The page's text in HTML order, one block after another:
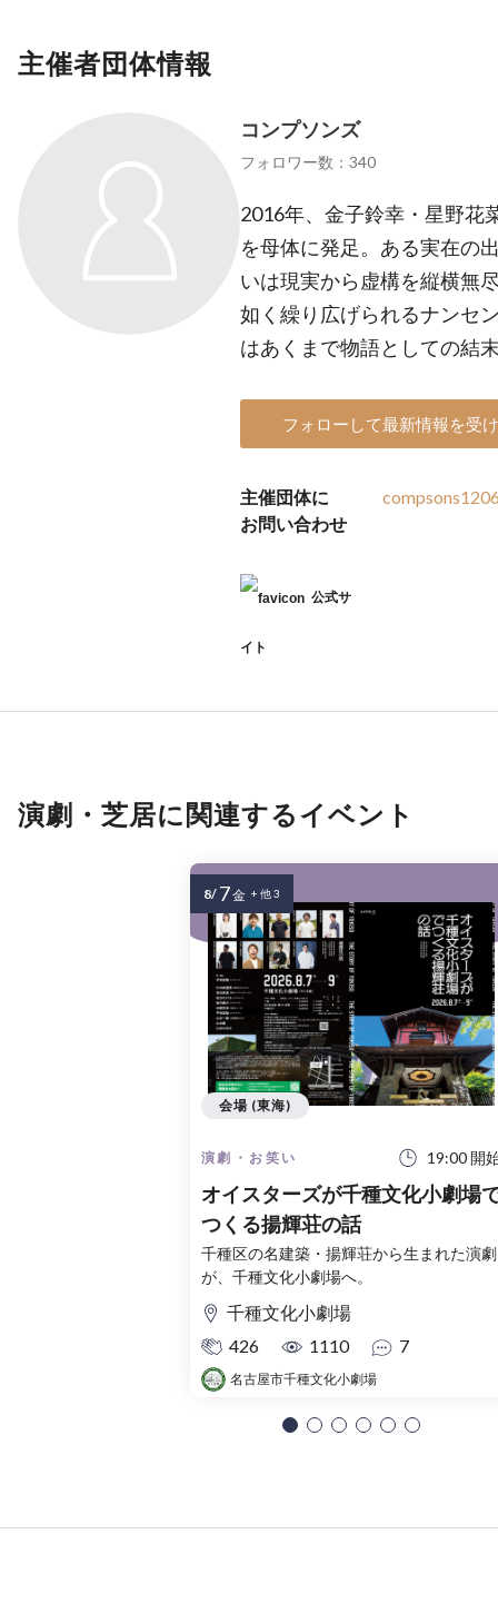
主催者団体情報
コンプソンズ
フォロワー数：340
2016年、金子鈴幸・星野花
を母体に発足。ある実在の
いは現実から虚構を縦横無
如く繰り広げられるナンセ
はあくまで物語としての結
フォローして最新情報を受
主催団体に
お問い合わせ
公式サ
イト
演劇・芝居に関連するイベント
演劇・お笑い 19:00 開
オイスターズが千種文化小劇場
つくる揚輝荘の話
千種区の名建築・揚輝荘から生まれた演劇
が、千種文化小劇場へ。
千種文化小劇場
426
1110 7
名古屋市千種文化小劇場
会場 (東海)
8/ 7金 + 他 3